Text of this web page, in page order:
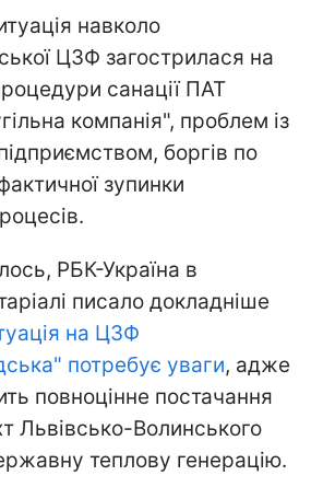
навколо
ЦЗФ загострилася на
санації ПАТ
компанія", проблем із
боргів по
зупинки
РБК-Україна в
писало докладніше
на ЦЗФ
потребує уваги, адже
повноцінне постачання
Львівсько-Волинського
теплову генерацію.